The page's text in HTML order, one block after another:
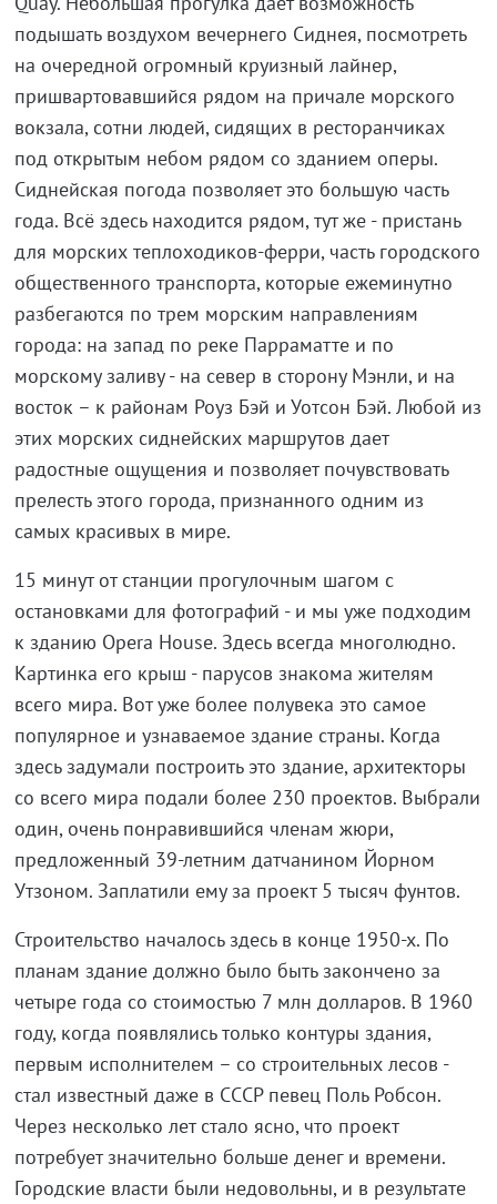
подышать воздухом вечернего Сиднея, посмотреть
на очередной огромный круизный лайнер,
пришвартовавшийся рядом на причале морского
вокзала, сотни людей, сидящих в ресторанчиках
под открытым небом рядом со зданием оперы.
Сиднейская погода позволяет это большую часть
года. Всё здесь находится рядом, тут же - пристань
для морских теплоходиков-ферри, часть городского
общественного транспорта, которые ежеминутно
разбегаются по трем морским направлениям
города: на запад по реке Парраматте и по
морскому заливу - на север в сторону Мэнли, и на
восток – к районам Роуз Бэй и Уотсон Бэй. Любой из
этих морских сиднейских маршрутов дает
радостные ощущения и позволяет почувствовать
прелесть этого города, признанного одним из
самых красивых в мире.
15 минут от станции прогулочным шагом с
остановками для фотографий - и мы уже подходим
к зданию Opera House. Здесь всегда многолюдно.
Картинка его крыш - парусов знакома жителям
всего мира. Вот уже более полувека это самое
популярное и узнаваемое здание страны. Когда
здесь задумали построить это здание, архитекторы
со всего мира подали более 230 проектов. Выбрали
один, очень понравившийся членам жюри,
предложенный 39-летним датчанином Йорном
Утзоном. Заплатили ему за проект 5 тысяч фунтов.
Строительство началось здесь в конце 1950-х. По
планам здание должно было быть закончено за
четыре года со стоимостью 7 млн долларов. В 1960
году, когда появлялись только контуры здания,
первым исполнителем – со строительных лесов -
стал известный даже в СССР певец Поль Робсон.
Через несколько лет стало ясно, что проект
потребует значительно больше денег и времени.
Городские власти были недовольны, и в результате